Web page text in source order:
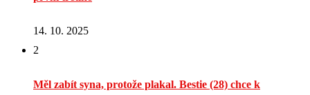
14. 10. 2025
2
Měl zabít syna, protože plakal. Bestie (28) chce k